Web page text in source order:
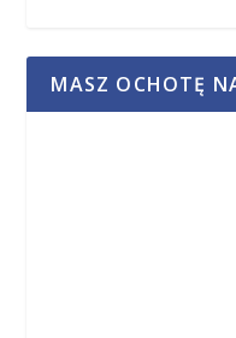
MASZ OCHOTĘ